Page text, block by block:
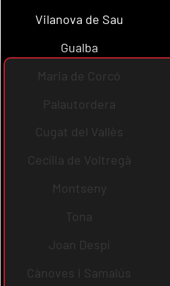
Vilanova de Sau
Gualba
Maria de Corcó
Palautordera
Cugat del Vallès
Cecília de Voltregà
Montseny
Tona
Joan Despí
Cànoves i Samalús